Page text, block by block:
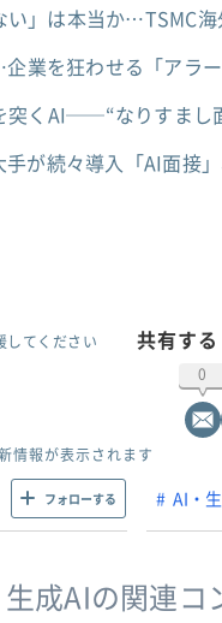
い」は本当か…TSMC
業を狂わせる「アラ
突くAI──“なりすまし
が続々導入「AI面接
してください
共有する
0
情報が表示されます
フォローする AI・
成AIの関連コ